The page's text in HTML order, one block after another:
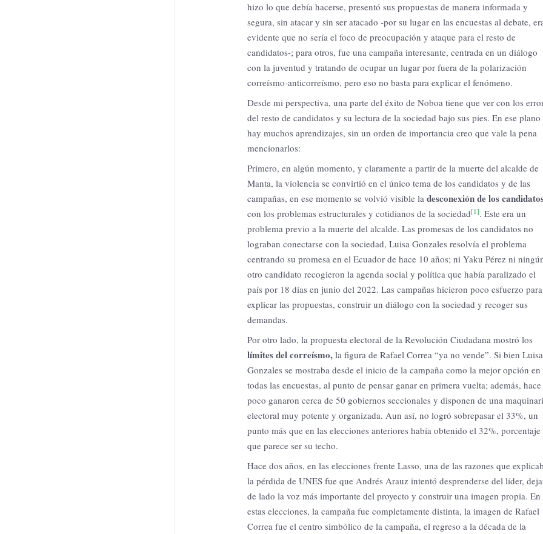
hizo lo que debía hacerse, presentó sus propuestas de manera informada y
segura, sin atacar y sin ser atacado -por su lugar en las encuestas al debate,
evidente que no sería el foco de preocupación y ataque para el resto de
candidatos-; para otros, fue una campaña interesante, centrada en un diálogo
con la juventud y tratando de ocupar un lugar por fuera de la polarización
correísmo-anticorreísmo, pero eso no basta para explicar el fenómeno.
Desde mi perspectiva, una parte del éxito de Noboa tiene que ver con los
del resto de candidatos y su lectura de la sociedad bajo sus pies. En ese plano
hay muchos aprendizajes, sin un orden de importancia creo que vale la pena
mencionarlos:
Primero, en algún momento, y claramente a partir de la muerte del alcalde de
Manta, la violencia se convirtió en el único tema de los candidatos y de las
campañas, en ese momento se volvió visible la desconexión de los
con los problemas estructurales y cotidianos de la sociedad[1]. Este era un
problema previo a la muerte del alcalde. Las promesas de los candidatos no
lograban conectarse con la sociedad, Luisa Gonzales resolvía el problema
centrando su promesa en el Ecuador de hace 10 años; ni Yaku Pérez ni
otro candidato recogieron la agenda social y política que había paralizado el
país por 18 días en junio del 2022. Las campañas hicieron poco esfuerzo para
explicar las propuestas, construir un diálogo con la sociedad y recoger sus
demandas.
Por otro lado, la propuesta electoral de la Revolución Ciudadana mostró los
límites del correísmo, la figura de Rafael Correa “ya no vende”. Si bien Luisa
Gonzales se mostraba desde el inicio de la campaña como la mejor opción en
todas las encuestas, al punto de pensar ganar en primera vuelta; además, hace
poco ganaron cerca de 50 gobiernos seccionales y disponen de una
electoral muy potente y organizada. Aun así, no logró sobrepasar el 33%, un
punto más que en las elecciones anteriores había obtenido el 32%, porcentaje
que parece ser su techo.
Hace dos años, en las elecciones frente Lasso, una de las razones que
la pérdida de UNES fue que Andrés Arauz intentó desprenderse del líder,
de lado la voz más importante del proyecto y construir una imagen propia. En
estas elecciones, la campaña fue completamente distinta, la imagen de Rafael
Correa fue el centro simbólico de la campaña, el regreso a la década de la